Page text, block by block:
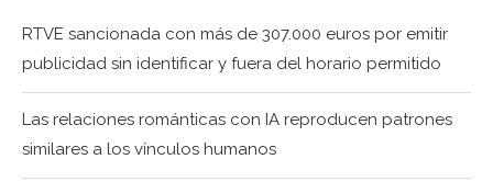
RTVE sancionada con más de 307.000 euros por emitir
publicidad sin identificar y fuera del horario permitido
Las relaciones románticas con IA reproducen patrones
similares a los vínculos humanos